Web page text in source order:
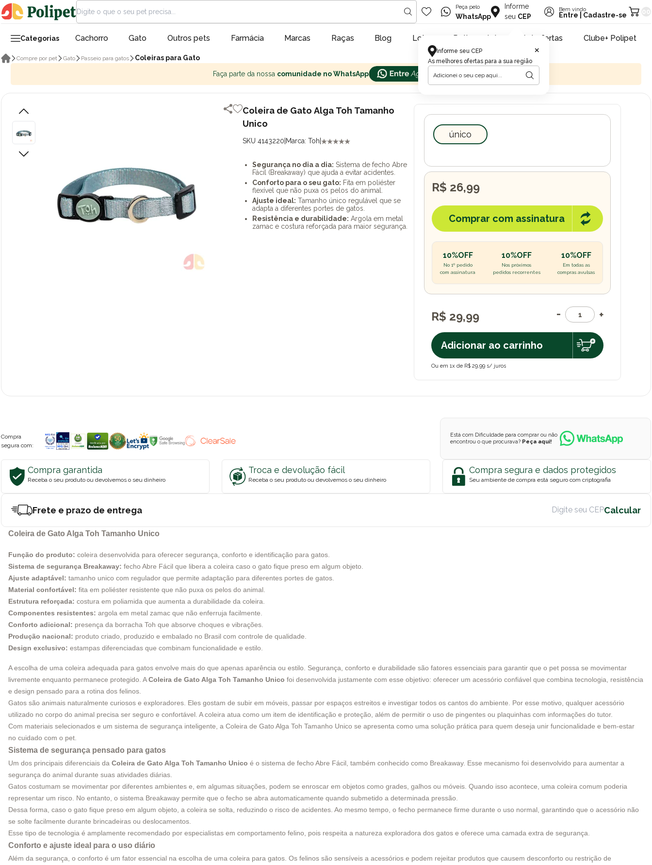
Peça pelo
WhatsApp
Informe
seu CEP
Informe seu CEP
As melhores ofertas para a sua região
×
Bem vindo
Entre Cadastre-se
Categorias Cachorro Gato Outros pets Farmácia Marcas Raças Blog Lojas Retire na loja Pet ofertas Clube+ Polipet
Faça parte da nossa comunidade no WhatsApp
Compre por pet Gato Passeio para gatos Coleiras para Gato
Coleira de Gato Alga Toh Tamanho
Unico
SKU 4143220 Marca: Toh |
Segurança no dia a dia: Sistema de fecho Abre
Fácil (Breakaway) que ajuda a evitar acidentes.
Conforto para o seu gato: Fita em poliéster
flexível que não puxa os pelos do animal.
Ajuste ideal: Tamanho único regulável que se
adapta a diferentes portes de gatos.
Resistência e durabilidade: Argola em metal
zamac e costura reforçada para maior segurança.
único
R$ 29,99
Adicionar ao carrinho
Ou em 1x de R$ 29,99 s/ juros
R$ 26,99
Comprar com assinatura
10%OFF
No 1º pedido
com assinatura
10%OFF
Nos próximos
pedidos recorrentes
10%OFF
Em todas as
compras avulsas
Compra
segura com:
Está com Dificuldade para comprar ou não
encontrou o que procurava? Peça aqui!
Compra garantida
Receba o seu produto ou devolvemos o seu dinheiro
Troca e devolução fácil
Receba o seu produto ou devolvemos o seu dinheiro
Compra segura e dados protegidos
Seu ambiente de compra está seguro com criptografia
Frete e prazo de entrega
Coleira de Gato Alga Toh Tamanho Unico
Função do produto: coleira desenvolvida para oferecer segurança, conforto e identificação para gatos.
Sistema de segurança Breakaway: fecho Abre Fácil que libera a coleira caso o gato fique preso em algum objeto.
Ajuste adaptável: tamanho unico com regulador que permite adaptação para diferentes portes de gatos.
Material confortável: fita em poliéster resistente que não puxa os pelos do animal.
Estrutura reforçada: costura em poliamida que aumenta a durabilidade da coleira.
Componentes resistentes: argola em metal zamac que não enferruja facilmente.
Conforto adicional: presença da borracha Toh que absorve choques e vibrações.
Produção nacional: produto criado, produzido e embalado no Brasil com controle de qualidade.
Design exclusivo: estampas diferenciadas que combinam funcionalidade e estilo.
A escolha de uma coleira adequada para gatos envolve mais do que apenas aparência ou estilo. Segurança, conforto e durabilidade são fatores essenciais para garantir que o pet possa se movimentar
livremente enquanto permanece protegido. AColeira de Gato Alga Toh Tamanho Unico foi desenvolvida justamente com esse objetivo: oferecer um acessório confiável que combina tecnologia, resistência
e design pensado para a rotina dos felinos.
Gatos são animais naturalmente curiosos e exploradores. Eles gostam de subir em móveis, passar por espaços estreitos e investigar todos os cantos do ambiente. Por esse motivo, qualquer acessório
utilizado no corpo do animal precisa ser seguro e confortável. A coleira atua como um item de identificação e proteção, além de permitir o uso de pingentes ou plaquinhas com informações do tutor.
Com materiais selecionados e um sistema de segurança inteligente, a Coleira de Gato Alga Toh Tamanho Unico se apresenta como uma solução prática para quem deseja unir funcionalidade e bem-estar
no cuidado com o pet.
Sistema de segurança pensado para gatos
Um dos principais diferenciais da Coleira de Gato Alga Toh Tamanho Unico é o sistema de fecho Abre Fácil, também conhecido como Breakaway. Esse mecanismo foi desenvolvido para aumentar a
segurança do animal durante suas atividades diárias.
Gatos costumam se movimentar por diferentes ambientes e, em algumas situações, podem se enroscar em objetos como grades, galhos ou móveis. Quando isso acontece, uma coleira comum poderia
representar um risco. No entanto, o sistema Breakaway permite que o fecho se abra automaticamente quando submetido a determinada pressão.
Dessa forma, caso o gato fique preso em algum objeto, a coleira se solta, reduzindo o risco de acidentes. Ao mesmo tempo, o fecho permanece firme durante o uso normal, garantindo que o acessório não
se solte facilmente durante brincadeiras ou deslocamentos.
Esse tipo de tecnologia é amplamente recomendado por especialistas em comportamento felino, pois respeita a natureza exploradora dos gatos e oferece uma camada extra de segurança.
Conforto e ajuste ideal para o uso diário
Além da segurança, o conforto é um fator essencial na escolha de uma coleira para gatos. Os felinos são sensíveis a acessórios e podem rejeitar produtos que causem desconforto ou restrição de